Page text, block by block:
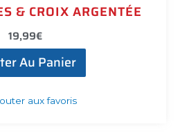
& CROIX ARGENTÉE
19,99€
Au Panier
aux favoris